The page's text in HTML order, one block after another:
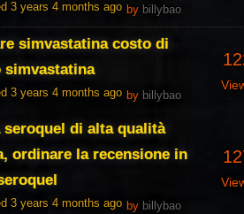
3 years 4 months ago by billybao
simvastatina costo di
simvastatina
3 years 4 months ago by billybao
seroquel di alta qualità
ordinare la recensione in
3 years 4 months ago by billybao